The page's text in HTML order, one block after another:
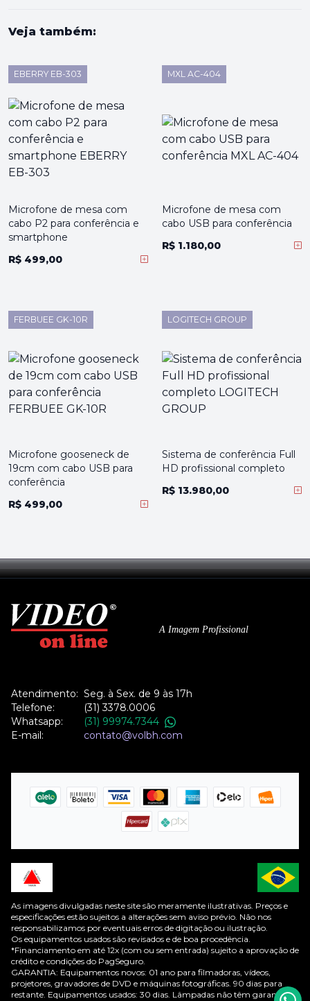
Veja também:
EBERRY EB-303
Microfone de mesa com
cabo P2 para conferência e
smartphone
R$ 499,00
MXL AC-404
Microfone de mesa com
cabo USB para conferência
R$ 1.180,00
FERBUEE GK-10R
Microfone gooseneck de
19cm com cabo USB para
conferência
R$ 499,00
LOGITECH GROUP
Sistema de conferência Full
HD profissional completo
R$ 13.980,00
A Imagem Profissional
Atendimento: Seg. à Sex. de 9 às 17h
Telefone:
(31) 3378.0006
Whatsapp:
(31) 99974.7344
E-mail:
contato@volbh.com
As imagens divulgadas neste site são meramente ilustrativas. Preços e
especificações estão sujeitos a alterações sem aviso prévio. Não nos
responsabilizamos por eventuais erros de digitação ou ilustração.
Os equipamentos usados são revisados e de boa procedência.
*Financiamento em até 12x (com ou sem entrada) sujeito a aprovação de
crédito e condições do PagSeguro.
GARANTIA: Equipamentos novos: 01 ano para filmadoras, vídeos,
projetores, gravadores de DVD e máquinas fotográficas. 90 dias para
restante. Equipamentos usados: 30 dias. Lâmpadas não têm garantia de